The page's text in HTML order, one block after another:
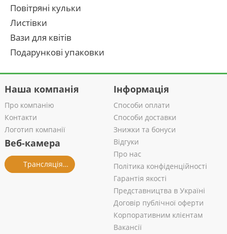
Повітряні кульки
Листівки
Вази для квітів
Подарункові упаковки
Наша компанія
Про компанію
Контакти
Логотип компанії
Веб-камера
Трансляція із салону
Інформація
Способи оплати
Способи доставки
Знижки та бонуси
Відгуки
Про нас
Політика конфіденційності
Гарантія якості
Представництва в Україні
Договір публічної оферти
Корпоративним клієнтам
Вакансії